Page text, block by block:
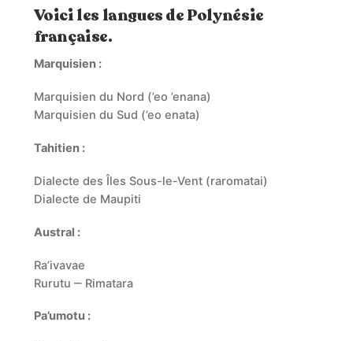
Voici les langues de Polynésie
française.
Marquisien :
Marquisien du Nord (’eo ’enana)
Marquisien du Sud (’eo enata)
Tahitien :
Dialecte des Îles Sous-le-Vent (raromatai)
Dialecte de Maupiti
Austral :
Ra’ivavae
Rurutu ‒ Rimatara
Pa’umotu :